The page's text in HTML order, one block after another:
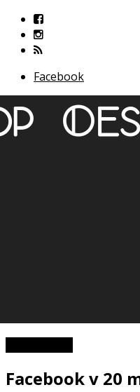
Facebook
Facebook v 20